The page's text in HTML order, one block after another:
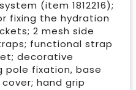
(item 1812216);
fixing the hydration
2 mesh side
functional strap
decorative
pole fixation, base
hand grip